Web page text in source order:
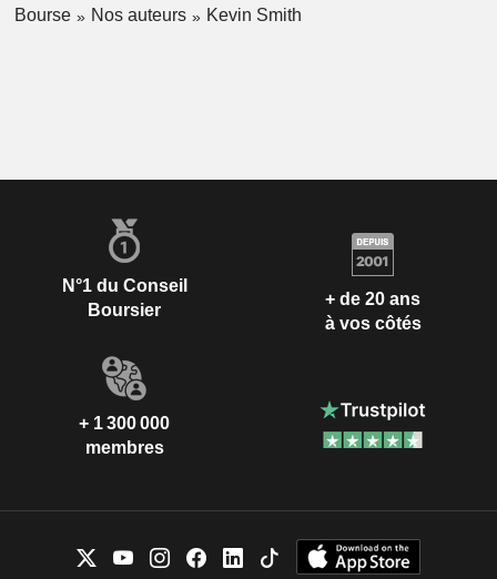
Bourse Nos auteurs Kevin Smith
N°1 du Conseil
Boursier
+ de 20 ans
à vos côtés
+ 1 300 000
membres